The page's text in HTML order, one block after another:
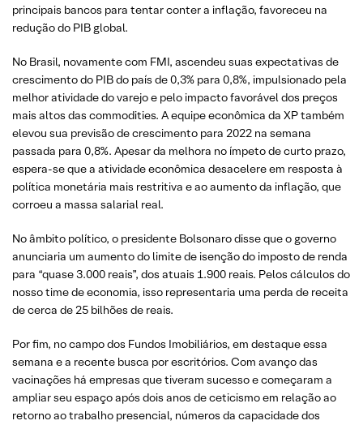
principais bancos para tentar conter a inflação, favoreceu na
redução do PIB global.
No Brasil, novamente com FMI, ascendeu suas expectativas de
crescimento do PIB do país de 0,3% para 0,8%, impulsionado pela
melhor atividade do varejo e pelo impacto favorável dos preços
mais altos das commodities. A equipe econômica da XP também
elevou sua previsão de crescimento para 2022 na semana
passada para 0,8%. Apesar da melhora no ímpeto de curto prazo,
espera-se que a atividade econômica desacelere em resposta à
política monetária mais restritiva e ao aumento da inflação, que
corroeu a massa salarial real.
No âmbito político, o presidente Bolsonaro disse que o governo
anunciaria um aumento do limite de isenção do imposto de renda
para “quase 3.000 reais”, dos atuais 1.900 reais. Pelos cálculos do
nosso time de economia, isso representaria uma perda de receita
de cerca de 25 bilhões de reais.
Por fim, no campo dos Fundos Imobiliários, em destaque essa
semana e a recente busca por escritórios. Com avanço das
vacinações há empresas que tiveram sucesso e começaram a
ampliar seu espaço após dois anos de ceticismo em relação ao
retorno ao trabalho presencial, números da capacidade dos